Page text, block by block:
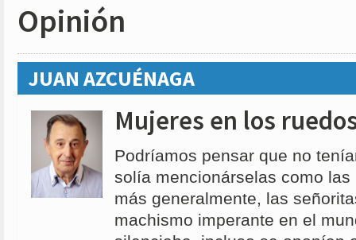
Opinión
JUAN AZCUÉNAGA
Mujeres en los
Podríamos pensar que no
solía mencionárselas como
más generalmente, las
machismo imperante en el